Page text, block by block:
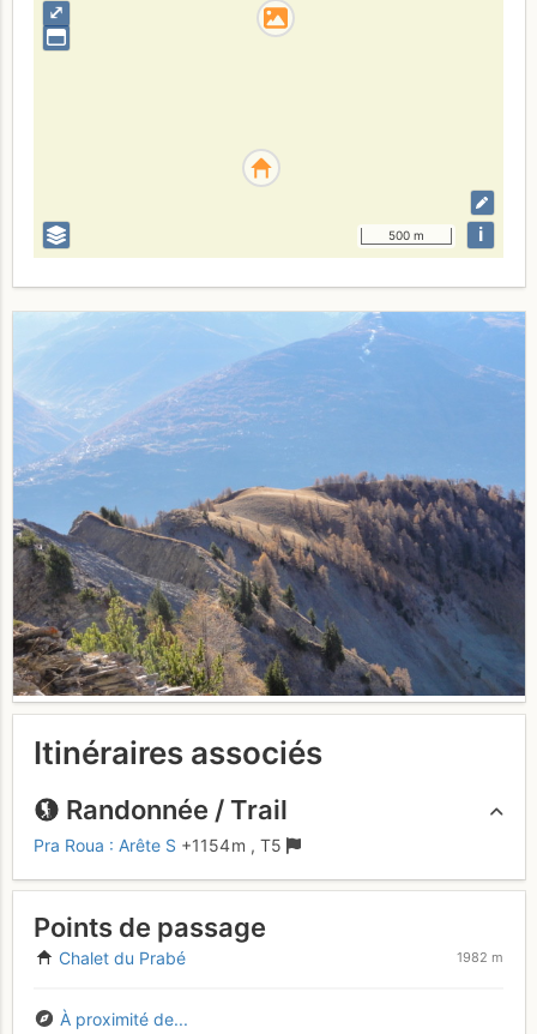
⤢
500 m i
Itinéraires associés
Randonnée / Trail
Pra Roua : Arête S +1154 m , T5
Points de passage
Chalet du Prabé 1982 m
À proximité de...